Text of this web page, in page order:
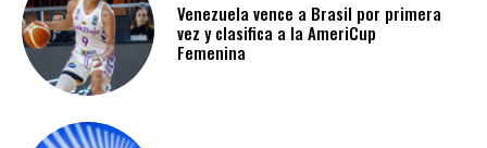
Venezuela vence a Brasil por primera
vez y clasifica a la AmeriCup
Femenina​